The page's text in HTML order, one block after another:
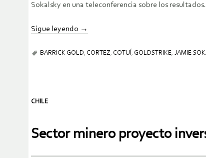
Sokalsky en una teleconferencia sobre los resultados.
Sigue leyendo →
BARRICK GOLD, CORTEZ, COTUÍ , GOLDSTRIKE, JAMIE
CHILE
Sector minero proyecto